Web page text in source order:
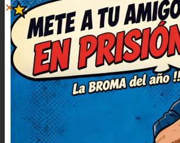
DEJARUN
COMENTARIO